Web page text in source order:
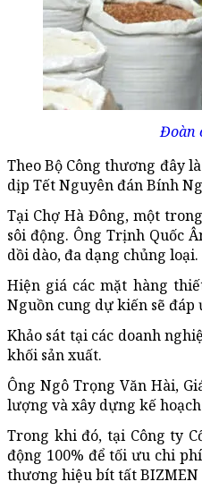
Đoàn
Theo Bộ Công thương đây
dịp Tết Nguyên đán Bính
Tại Chợ Hà Đông, một
sôi động. Ông Trịnh Quốc
dồi dào, đa dạng chủng loại.
Hiện giá các mặt hàng
Nguồn cung dự kiến sẽ
Khảo sát tại các doanh
khối sản xuất.
Ông Ngô Trọng Văn Hài,
lượng và xây dựng kế
Trong khi đó, tại Công ty
động 100% để tối ưu chi
thương hiệu bít tất